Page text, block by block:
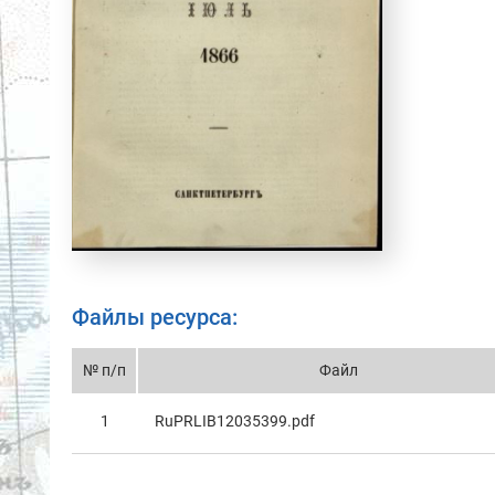
Файлы ресурса:
№ п/п Файл
1 RuPRLIB12035399.pdf